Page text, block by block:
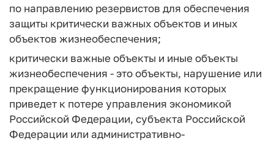
по направлению резервистов для обеспечения
защиты критически важных объектов и иных
объектов жизнеобеспечения;
критически важные объекты и иные объекты
жизнеобеспечения - это объекты, нарушение или
прекращение функционирования которых
приведет к потере управления экономикой
Российской Федерации, субъекта Российской
Федерации или административно-